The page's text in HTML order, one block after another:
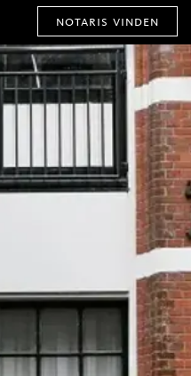
notaris vinden